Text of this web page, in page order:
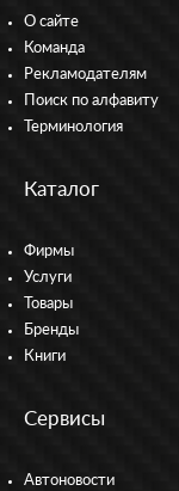
О сайте
Команда
Рекламодателям
Поиск по алфавиту
Терминология
Каталог
Фирмы
Услуги
Товары
Бренды
Книги
Сервисы
Автоновости